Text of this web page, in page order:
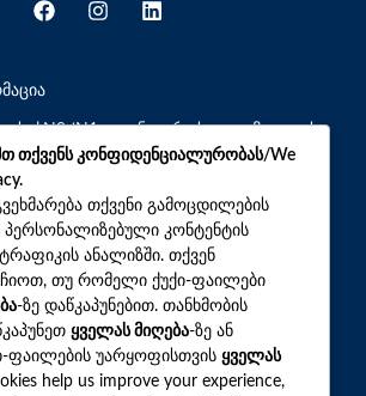
ქ.N9 (N1 კლინიკური საავადმყოფოს
© სინევო. ყველა უფლება დაცულია
თქვენს კონფიდენციალურობას/We
თქვენი გამოცდილების
პერსონალიზებული კონტენტის
ანალიზში. თქვენ
თუ რომელი ქუქი-ფაილები
-ზე დაწკაპუნებით. თანხმობის
ყველას მიღება-ზე ან
ფაილების უარყოფისთვის ყველას
help us improve your experience,